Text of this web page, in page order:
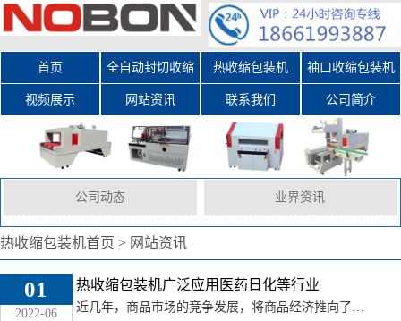
首页 全自动封切收缩
包装机
热收缩包装机 袖口收缩包装机
视频展示 网站资讯 联系我们 公司简介
公司动态 业界资讯
热收缩包装机首页 > 网站资讯
01
2022-06
热收缩包装机广泛应用医药日化等行业
近几年，商品市场的竞争发展，将商品经济推向了全新高度，热收缩包装机就是最典型的例子。市场竞争也将商品的包装机械的发展带入全新的发展时期。比如收缩包装机 ...